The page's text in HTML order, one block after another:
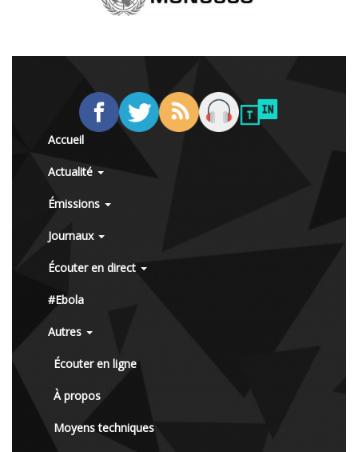
Accueil
Actualité
Émissions
Journaux
Écouter en direct
#Ebola
Autres
Écouter en ligne
À propos
Moyens techniques